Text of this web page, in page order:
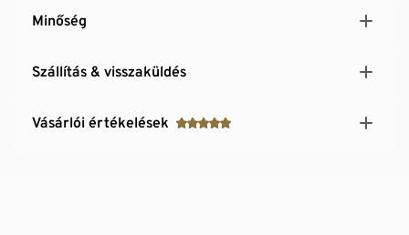
Minőség
Szállítás & visszaküldés
Vásárlói értékelések